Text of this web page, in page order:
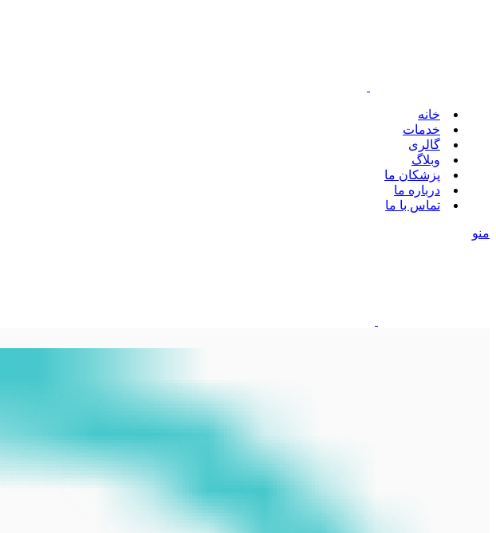
خانه
خدمات
گالری
وبلاگ
پزشکان ما
درباره ما
تماس با ما
منو